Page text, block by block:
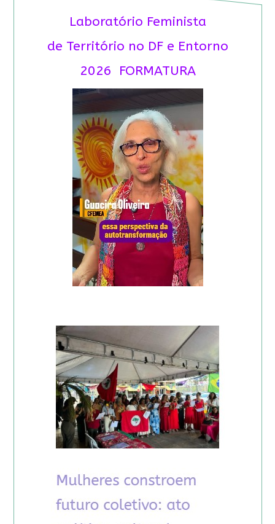
Laboratório Feminista
de Território no DF e Entorno
2026 FORMATURA